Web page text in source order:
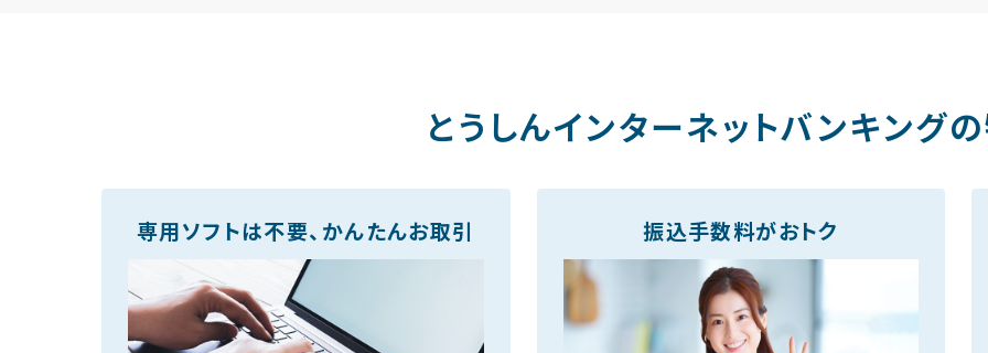
とうしんインターネットバンキング
専用ソフトは不要、かんたんお取引 振込手数料がおトク